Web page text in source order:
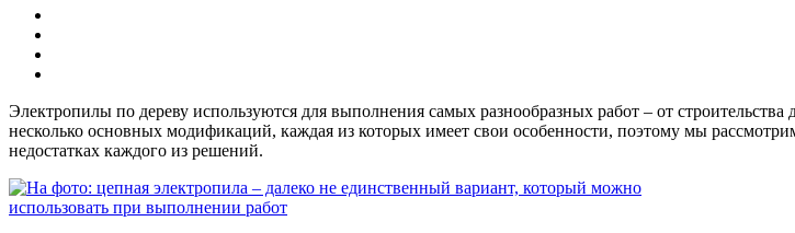
Электропилы по дереву используются для выполнения самых разнообразных работ – от
несколько основных модификаций, каждая из которых имеет свои особенности, поэтому мы
недостатках каждого из решений.